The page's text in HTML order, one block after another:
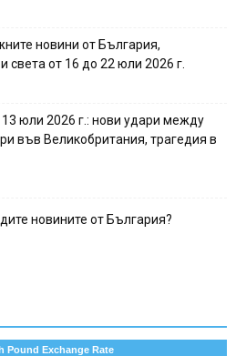
новини от България,
света от 16 до 22 юли 2026 г.
юли 2026 г.: нови удари между
във Великобритания, трагедия в
новините от България?
Pound Exchange Rate